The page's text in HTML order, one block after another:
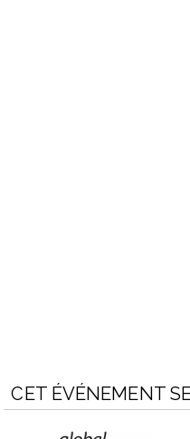
CET ÉVÉNEMENT